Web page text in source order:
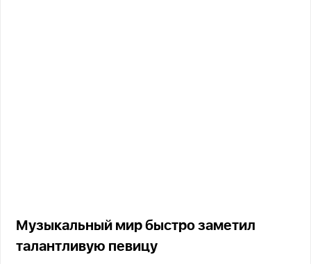
Музыкальный мир быстро заметил
талантливую певицу